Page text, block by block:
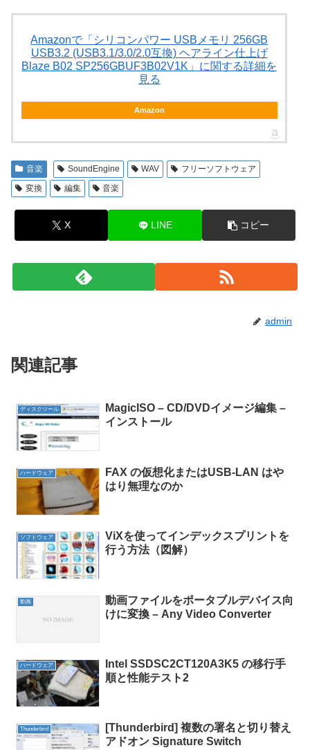
Amazonで「シリコンパワー USBメモリ 256GB
USB3.2 (USB3.1/3.0/2.0互換) ヘアライン仕上げ
Blaze B02 SP256GBUF3B02V1K」に関する詳細を
見る
Amazon
音楽 SoundEngine WAV
フリーソフトウェア
変換
編集 音楽
X LINE コピー
admin
関連記事
ディスクツール
MagicISO – CD/DVDイメージ編集 –
インストール
ハードウェア
FAX の仮想化またはUSB-LAN はや
はり無理なのか
ソフトウェア
ViXを使ってインデックスプリントを
行う方法（図解）
動画
動画ファイルをポータブルデバイス向
けに変換 – Any Video Converter
ハードウェア
Intel SSDSC2CT120A3K5 の移行手
順と性能テスト2
Thunderbird
[Thunderbird] 複数の署名と切り替え
アドオン Signature Switch